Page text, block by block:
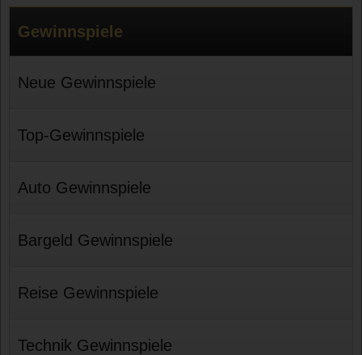
Gewinnspiele
Neue Gewinnspiele
Top-Gewinnspiele
Auto Gewinnspiele
Bargeld Gewinnspiele
Reise Gewinnspiele
Technik Gewinnspiele